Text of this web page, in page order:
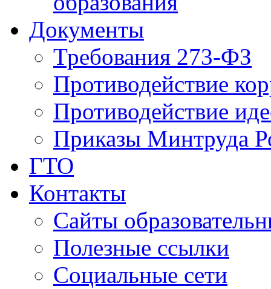
Документы
Требования 273-ФЗ
Противодействие
Противодействие
Приказы Минтруда
ГТО
Контакты
Сайты
Полезные ссылки
Социальные сети